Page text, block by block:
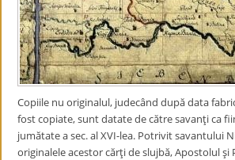
Copiile nu originalul, judecând după data
fost copiate, sunt datate de către savanţi ca
jumătate a sec. al XVI-lea. Potrivit savantului
originalele acestor cărţi de slujbă, Apostolul şi